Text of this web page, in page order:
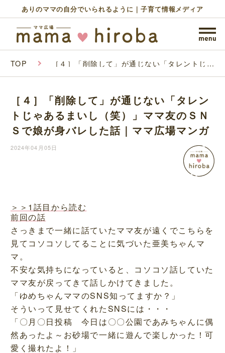
ありのママの自分でいられるように｜子育て情報メディア
TOP ［４］「削除して」が通じない「タレントじゃ
レした話｜ママ広場マンガ
［４］「削除して」が通じない「タレン
トじゃあるまいし（笑）」ママ友のＳＮ
Ｓで娘が身バレした話｜ママ広場マンガ
2024年04月05日
＞＞1話目から読む
前回の話
さっきまで一緒に話ていたママ友が遠くでこちらを
見てコソコソしてることに気づいた亜美ちゃんマ
マ。
不安な気持ちになっていると、コソコソ話していた
ママ友が戻ってきて話しかけてきました。
「ゆめちゃんママのSNS知ってますか？」
そういって見せてくれたSNSには・・・
「〇月〇日投稿 今日は〇〇公園であみちゃんに偶
然あったよ～お砂場で一緒に遊んで楽しかった！可
愛く撮れたよ！」